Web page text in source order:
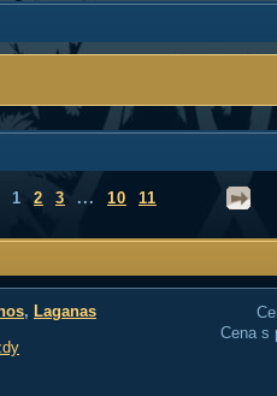
1 2 3 ... 10 11
Cena s
, Laganas